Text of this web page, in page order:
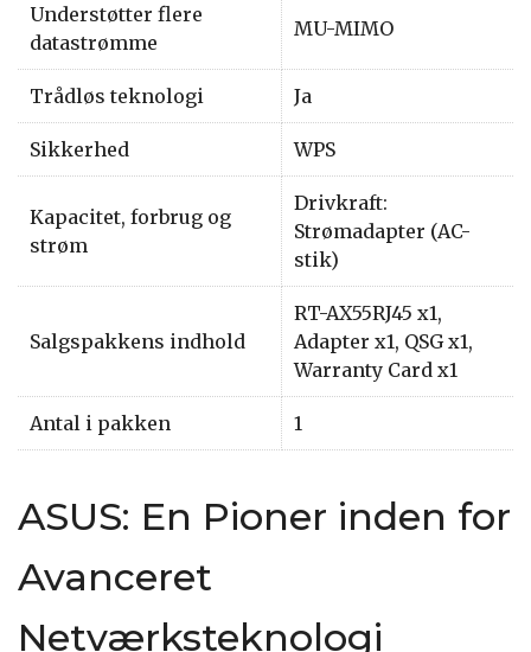
Understøtter flere
datastrømme
MU-MIMO
Trådløs teknologi Ja
Sikkerhed WPS
Kapacitet, forbrug og
strøm
Drivkraft:
Strømadapter (AC-
stik)
Salgspakkens indhold
RT-AX55RJ45 x1,
Adapter x1, QSG x1,
Warranty Card x1
Antal i pakken 1
ASUS: En Pioner inden for
Avanceret
Netværksteknologi